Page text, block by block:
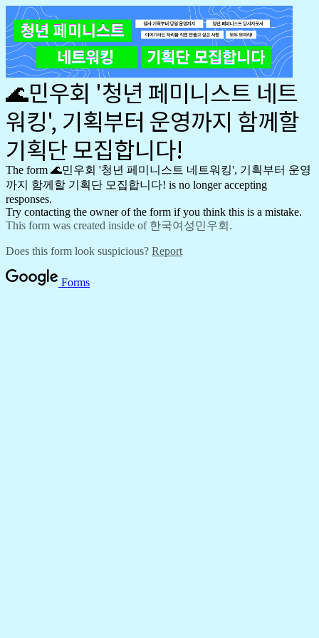
🌊민우회 '청년 페미니스트 네트
워킹', 기획부터 운영까지 함께할
기획단 모집합니다!
The form 🌊민우회 '청년 페미니스트 네트워킹', 기획부터 운영
까지 함께할 기획단 모집합니다! is no longer accepting
responses.
Try contacting the owner of the form if you think this is a mistake.
This form was created inside of 한국여성민우회.
Does this form look suspicious? Report
Forms